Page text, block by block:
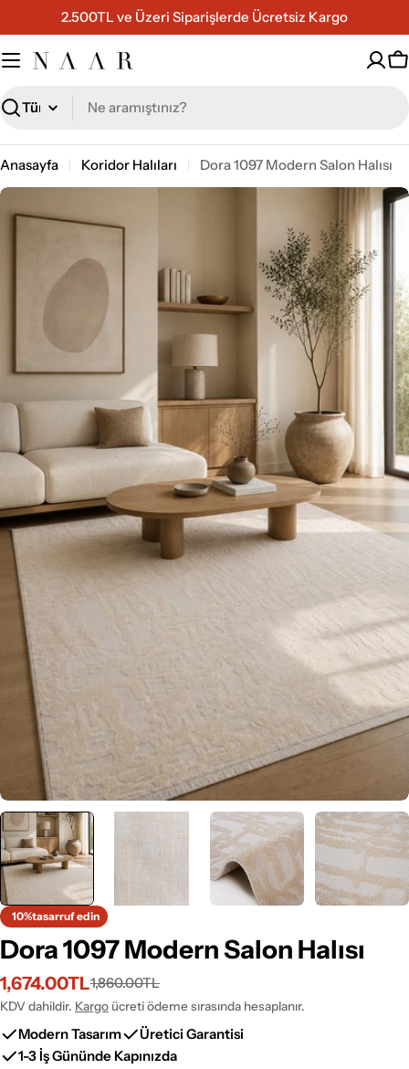
geç
2.500TL ve Üzeri Siparişlerde Ücretsiz Kargo
Ara
Anasayfa Koridor Halıları Dora 1097 Modern Salon Halısı
numaralı medyayı pencerede aç
10%tasarruf edin
Dora 1097 Modern Salon Halısı
İndirimli
fiyat
1,674.00TL
Normal
fiyat
1,860.00TL
KDV dahildir. Kargo ücreti ödeme sırasında hesaplanır.
Modern Tasarım
Üretici Garantisi
1-3 İş Gününde Kapınızda